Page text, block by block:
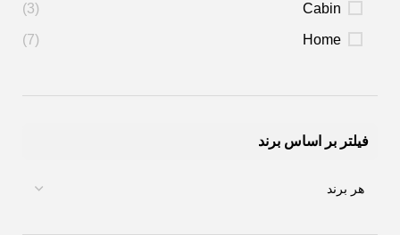
Cabin
(3)
Home
(7)
فیلتر بر اساس برند